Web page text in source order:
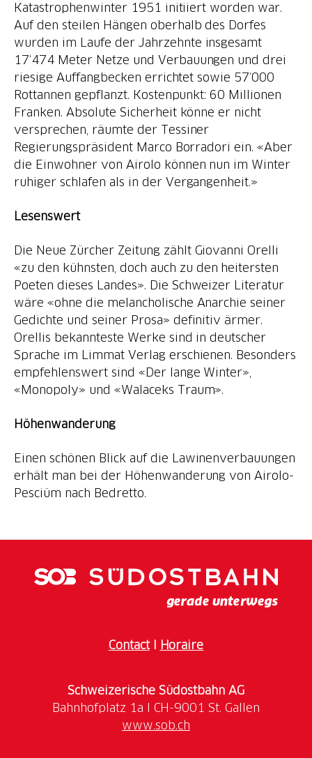
Katastrophenwinter 1951 initiiert worden war.
Auf den steilen Hängen oberhalb des Dorfes
wurden im Laufe der Jahrzehnte insgesamt
17‘474 Meter Netze und Verbauungen und drei
riesige Auffangbecken errichtet sowie 57‘000
Rottannen gepflanzt. Kostenpunkt: 60 Millionen
Franken. Absolute Sicherheit könne er nicht
versprechen, räumte der Tessiner
Regierungspräsident Marco Borradori ein. «Aber
die Einwohner von Airolo können nun im Winter
ruhiger schlafen als in der Vergangenheit.»
Lesenswert
Die Neue Zürcher Zeitung zählt Giovanni Orelli
«zu den kühnsten, doch auch zu den heitersten
Poeten dieses Landes». Die Schweizer Literatur
wäre «ohne die melancholische Anarchie seiner
Gedichte und seiner Prosa» definitiv ärmer.
Orellis bekannteste Werke sind in deutscher
Sprache im Limmat Verlag erschienen. Besonders
empfehlenswert sind «Der lange Winter»,
«Monopoly» und «Walaceks Traum».
Höhenwanderung
Einen schönen Blick auf die Lawinenverbauungen
erhält man bei der Höhenwanderung von Airolo-
Pesciüm nach Bedretto.
ContactI Horaire
Schweizerische Südostbahn AG
www.sob.ch